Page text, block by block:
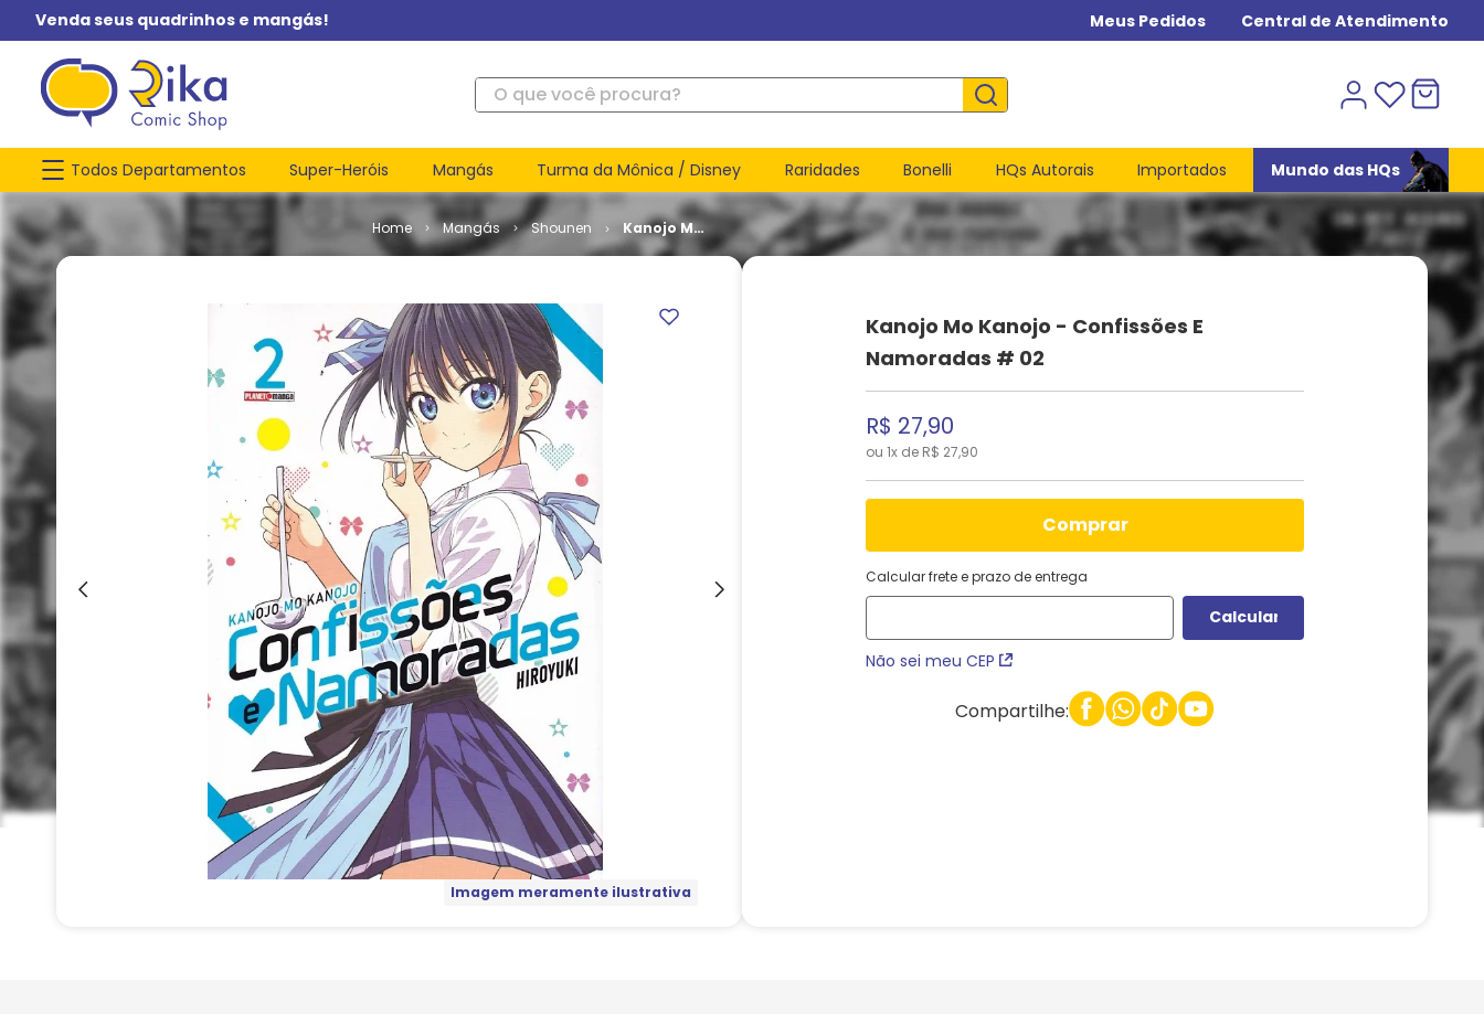
Venda seus quadrinhos e mangás! Meus Pedidos Central de Atendimento
O que você procura?
Todos Departamentos Super-Heróis Mangás Turma da Mônica / Disney Raridades Bonelli HQs Autorais Importados Mundo das HQs
Mangás Shounen
Kanojo Mo
Kanojo -
Namoradas
Imagem meramente ilustrativa
Kanojo Mo Kanojo - Confissões E
Namoradas # 02
R$ 27,90
ou 1x de R$ 27,90
comprar
Calcular frete e prazo de entrega
Não sei meu CEP
Compartilhe: